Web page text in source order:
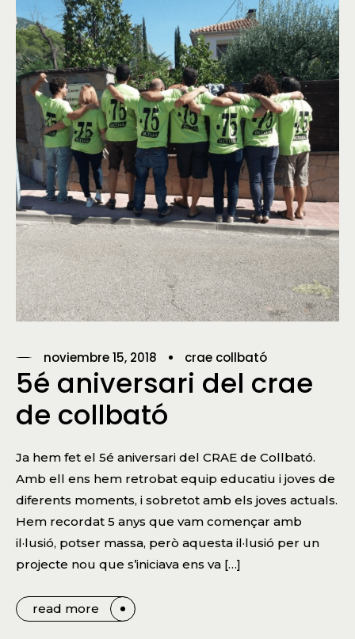
noviembre 15, 2018 crae collbató
5é aniversari del crae
de collbató
Ja hem fet el 5é aniversari del CRAE de Collbató.
Amb ell ens hem retrobat equip educatiu i joves de
diferents moments, i sobretot amb els joves actuals.
Hem recordat 5 anys que vam començar amb
il·lusió, potser massa, però aquesta il·lusió per un
projecte nou que s’iniciava ens va […]
read more